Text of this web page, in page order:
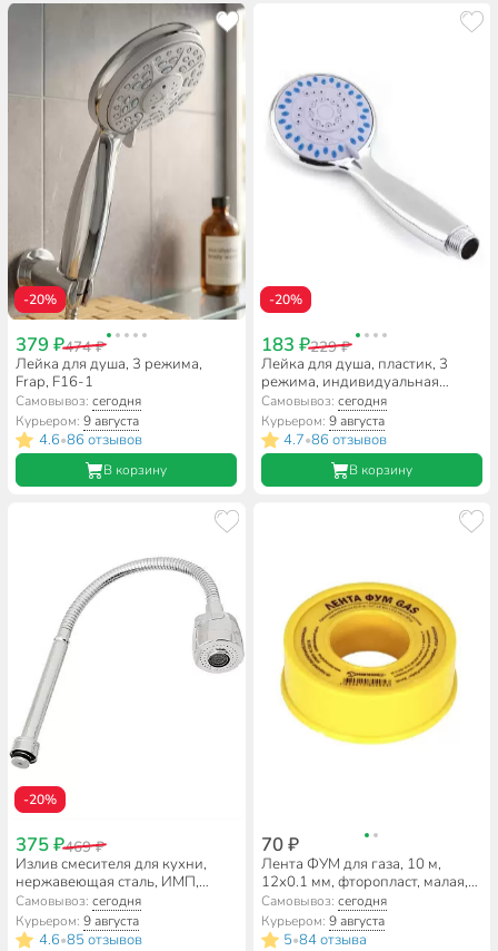
-20%
379 ₽474 ₽
Лейка для душа, 3 режима,
Frap, F16-1
Самовывоз:сегодня
Курьером:9 августа
4.6•86 отзывов
В корзину
-20%
183 ₽229 ₽
Лейка для душа, пластик, 3
режима, индивидуальная
упаковка, ComfortFactor, 51365-
10
Самовывоз: сегодня
Курьером: 9 августа
4.7•86 отзывов
В корзину
-20%
375 ₽469 ₽
Излив смесителя для кухни,
нержавеющая сталь, ИМП,
гибкий излив, режим аэратора,
индивидуальная упаковка,
ComfortFactor, 77512-10
Самовывоз:сегодня
Курьером:9 августа
4.6•85 отзывов
70 ₽
Лента ФУМ для газа, 10 м,
12х0.1 мм, фторопласт, малая,
желтая, MasterProf,
индивидуальная упаковка,
ИС.130218
Самовывоз: сегодня
Курьером: 9 августа
5•84 отзыва